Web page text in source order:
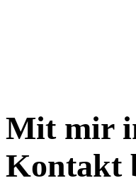
Mit mir
Kontakt